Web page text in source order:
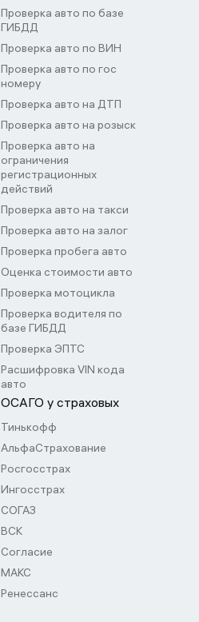
Проверка авто по базе
ГИБДД
Проверка авто по ВИН
Проверка авто по гос
номеру
Проверка авто на ДТП
Проверка авто на розыск
Проверка авто на
ограничения
регистрационных
действий
Проверка авто на такси
Проверка авто на залог
Проверка пробега авто
Оценка стоимости авто
Проверка мотоцикла
Проверка водителя по
базе ГИБДД
Проверка ЭПТС
Расшифровка VIN кода
авто
ОСАГО у страховых
Тинькофф
АльфаСтрахование
Росгосстрах
Ингосстрах
СОГАЗ
ВСК
Согласие
МАКС
Ренессанс